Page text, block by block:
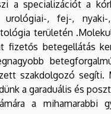
a specializációt a
urológiai-, fej-,
területén
fizetős betegellátás
szakdolgozó
a garaduális és
a mihamarabbi